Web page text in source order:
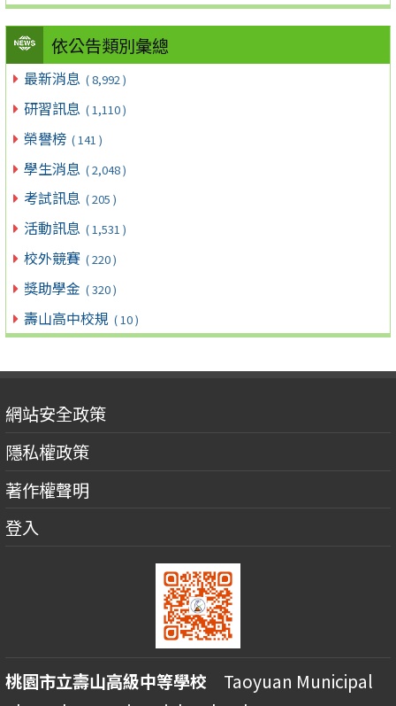
依公告類別彙總
最新消息 ( 8,992 )
研習訊息 ( 1,110 )
榮譽榜 ( 141 )
學生消息 ( 2,048 )
考試訊息 ( 205 )
活動訊息 ( 1,531 )
校外競賽 ( 220 )
獎助學金 ( 320 )
壽山高中校規 ( 10 )
網站安全政策
隱私權政策
著作權聲明
登入
桃園市立壽山高級中等學校 Taoyuan Municipal